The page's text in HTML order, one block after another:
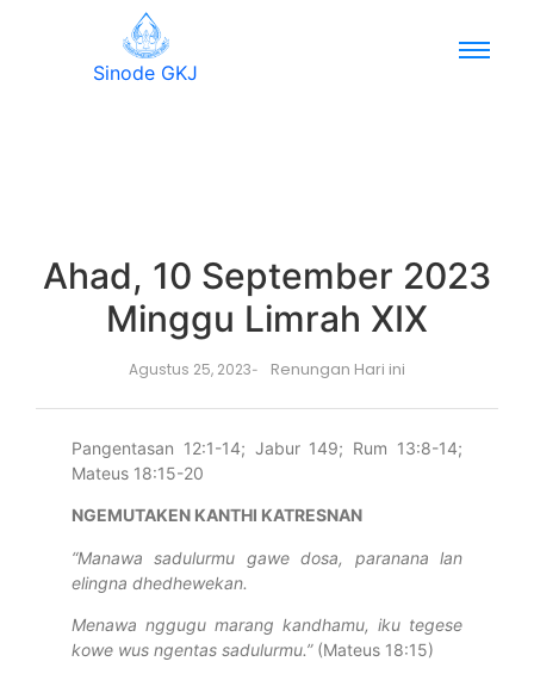
Sinode GKJ
Ahad, 10 September 2023
Minggu Limrah XIX
Agustus 25, 2023- Renungan Hari ini
Pangentasan 12:1-14; Jabur 149; Rum 13:8-14;
Mateus 18:15-20
NGEMUTAKEN KANTHI KATRESNAN
“Manawa sadulurmu gawe dosa, paranana lan
elingna dhedhewekan.
Menawa nggugu marang kandhamu, iku tegese
kowe wus ngentas sadulurmu.” (Mateus 18:15)